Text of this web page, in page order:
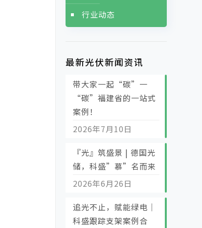
行业动态
最新光伏新闻资讯
带大家一起“碳”一
“碳”福建省的一站式
案例！
2026年7月10日
『光』筑盛景 | 德国光
储，科盛”慕”名而来
2026年6月26日
追光不止，赋能绿电｜
科盛跟踪支架案例合